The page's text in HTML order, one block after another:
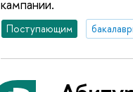
кампании.
Поступающим